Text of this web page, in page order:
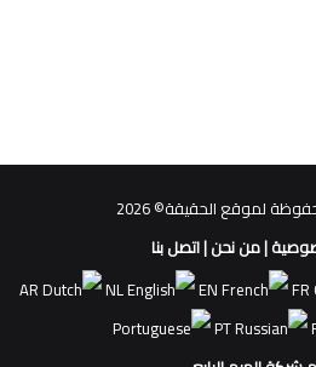
لموقع الحقيقة© 2026
|من نحن|اتصل بنا
AR
NL EN FR
PT